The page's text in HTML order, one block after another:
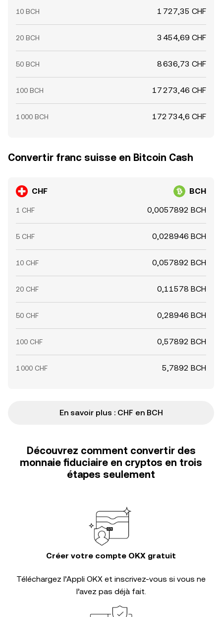
10 BCH 1 727,35 CHF
20 BCH 3 454,69 CHF
50 BCH 8 636,73 CHF
100 BCH 17 273,46 CHF
1 000 BCH 172 734,6 CHF
Convertir franc suisse en Bitcoin Cash
CHF BCH
1 CHF 0,0057892 BCH
5 CHF 0,028946 BCH
10 CHF 0,057892 BCH
20 CHF 0,11578 BCH
50 CHF 0,28946 BCH
100 CHF 0,57892 BCH
1 000 CHF 5,7892 BCH
En savoir plus : CHF en BCH
Découvrez comment convertir des
monnaie fiduciaire en cryptos en trois
étapes seulement
Créer votre compte OKX gratuit
Téléchargez l’Appli OKX et inscrivez-vous si vous ne
l’avez pas déjà fait.